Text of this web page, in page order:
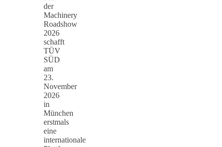
der
Machinery
Roadshow
2026
schafft
TÜV
SÜD
am
23.
November
2026
in
München
erstmals
eine
internationale